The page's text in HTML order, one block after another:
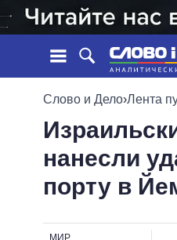
ЛЕНТА
СОБЫТИЯ
СТАТЬИ
МНЕНИЯ
ОБЗОРЫ
ВСЕ ПОЛИТИКИ
ПРЕЗИДЕНТ И
Слово и Дело›Лента
нанесли
порту в
МИР